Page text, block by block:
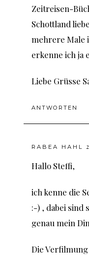
Zeitreisen-
Schottland
mehrere Male
erkenne ich ja
Liebe Grüsse
ANTWORTEN
RABEA HAHL
Hallo Steffi,
ich kenne die
:-) , dabei sind
genau mein
Die